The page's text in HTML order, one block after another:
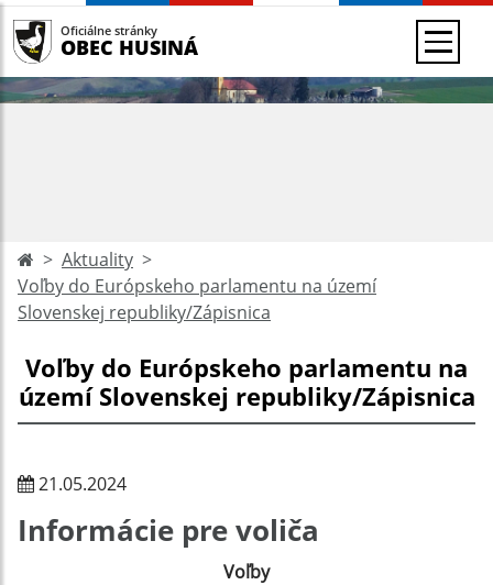
Oficiálne stránky
OBEC HUSINÁ
Aktuality
Voľby do Európskeho parlamentu na území
Slovenskej republiky/Zápisnica
Voľby do Európskeho parlamentu na
území Slovenskej republiky/Zápisnica
21.05.2024
Informácie pre voliča
Voľby